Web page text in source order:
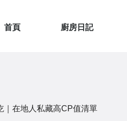
首頁 廚房日記
｜在地人私藏高CP值清單